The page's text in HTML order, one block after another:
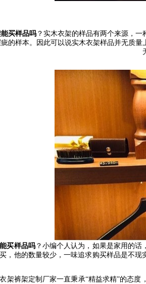
买样品吗 ？实木衣架的样品有两个来源，
的样本。因此可以说实木衣架样品并无质量
买样品吗？小编个人认为，如果是家用的话
，他的数量较少，一味追求购买样品是不
架裤架定制厂家一直秉承“精益求精”的态度